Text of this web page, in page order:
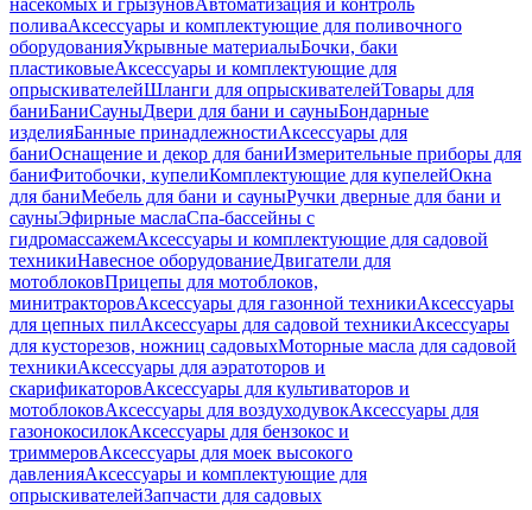
насекомых и грызуновАвтоматизация и контроль
поливаАксессуары и комплектующие для поливочного
оборудованияУкрывные материалыБочки, баки
пластиковыеАксессуары и комплектующие для
опрыскивателейШланги для опрыскивателейТовары для
баниБаниСауныДвери для бани и сауныБондарные
изделияБанные принадлежностиАксессуары для
баниОснащение и декор для баниИзмерительные приборы для
баниФитобочки, купелиКомплектующие для купелейОкна
для баниМебель для бани и сауныРучки дверные для бани и
сауныЭфирные маслаСпа-бассейны с
гидромассажемАксессуары и комплектующие для садовой
техникиНавесное оборудованиеДвигатели для
мотоблоковПрицепы для мотоблоков,
минитракторовАксессуары для газонной техникиАксессуары
для цепных пилАксессуары для садовой техникиАксессуары
для кусторезов, ножниц садовыхМоторные масла для садовой
техникиАксессуары для аэратоторов и
скарификаторовАксессуары для культиваторов и
мотоблоковАксессуары для воздуходувокАксессуары для
газонокосилокАксессуары для бензокос и
триммеровАксессуары для моек высокого
давленияАксессуары и комплектующие для
опрыскивателейЗапчасти для садовых